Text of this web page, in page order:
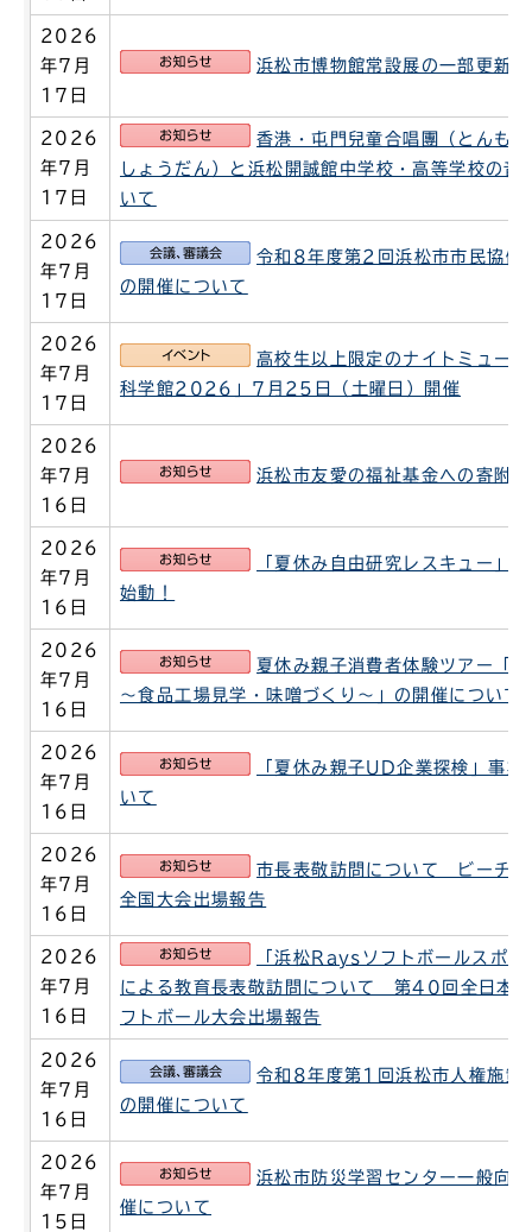
2026
年7月
17日
お知らせ 浜松市博物館常設展の一部更新
2026
年7月
17日
お知らせ
香港・屯門兒童合唱團（とんも
しょうだん）と浜松開誠館中学校・高等学校の音
いて
2026
年7月
17日
会議、審議会
令和8年度第2回浜松市市民協働
の開催について
2026
年7月
17日
イベント
高校生以上限定のナイトミュー
科学館2026」7月25日（土曜日）開催
2026
年7月
16日
お知らせ 浜松市友愛の福祉基金への寄附
2026
年7月
16日
お知らせ
「夏休み自由研究レスキュー」
始動！
2026
年7月
16日
お知らせ
夏休み親子消費者体験ツアー「
～食品工場見学・味噌づくり～」の開催について
2026
年7月
16日
お知らせ
「夏休み親子UD企業探検」事業
いて
2026
年7月
16日
お知らせ
市長表敬訪問について ビーチバ
全国大会出場報告
2026
年7月
16日
お知らせ
「浜松Raysソフトボールスポー
による教育長表敬訪問について 第40回全日本
フトボール大会出場報告
2026
年7月
16日
会議、審議会
令和8年度第1回浜松市人権施策
の開催について
2026
年7月
15日
お知らせ
浜松市防災学習センター一般向
催について